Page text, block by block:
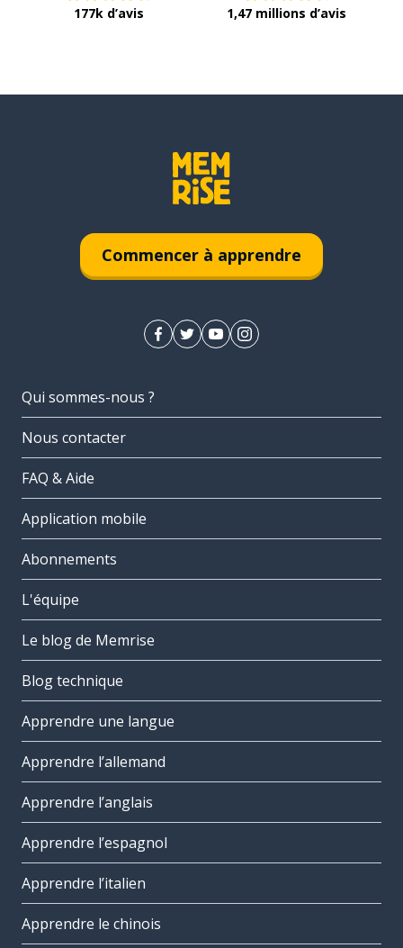
177k d’avis 1,47 millions d’avis
Commencer à apprendre
Qui sommes-nous ?
Nous contacter
FAQ & Aide
Application mobile
Abonnements
L'équipe
Le blog de Memrise
Blog technique
Apprendre une langue
Apprendre l’allemand
Apprendre l’anglais
Apprendre l’espagnol
Apprendre l’italien
Apprendre le chinois